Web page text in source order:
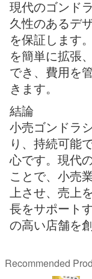
現代のゴンド
久性のあるデ
を保証します
を簡単に拡張
でき、費用を
きます。
結論
小売ゴンドラ
り、持続可能
心です。現代
ことで、小売
上させ、売上
長をサポート
の高い店舗を
Recommended